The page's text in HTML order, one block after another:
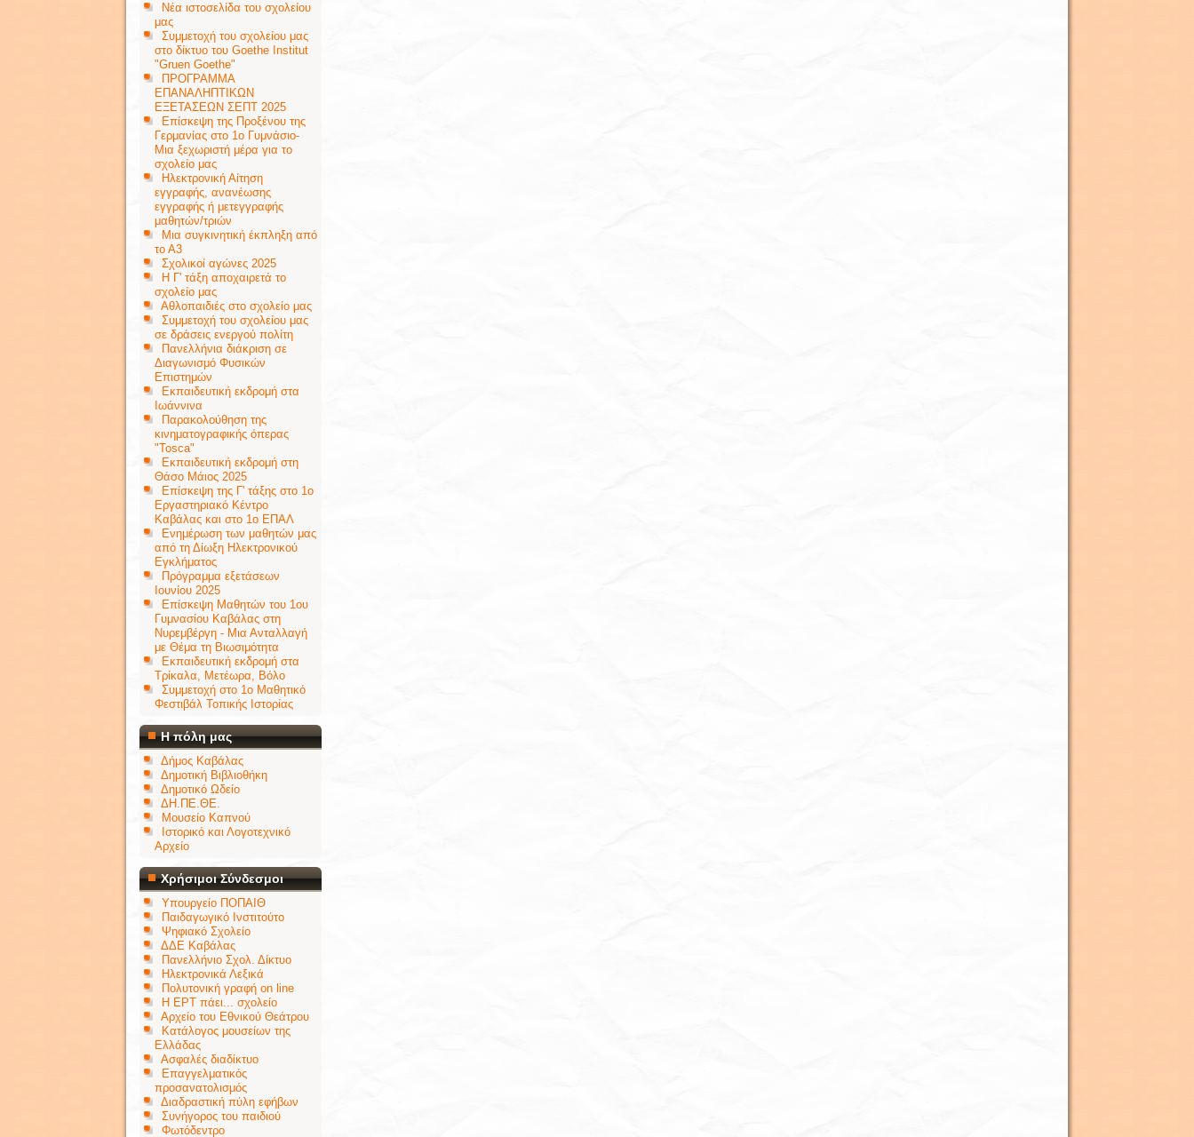
Νέα ιστοσελίδα του σχολείου
μας
Συμμετοχή του σχολείου μας
στο δίκτυο του Goethe Institut
"Gruen Goethe"
ΠΡΟΓΡΑΜΜΑ
ΕΠΑΝΑΛΗΠΤΙΚΩΝ
ΕΞΕΤΑΣΕΩΝ ΣΕΠΤ 2025
Επίσκεψη της Προξένου της
Γερμανίας στο 1ο Γυμνάσιο-
Μια ξεχωριστή μέρα για το
σχολείο μας
Ηλεκτρονική Αίτηση
εγγραφής, ανανέωσης
εγγραφής ή μετεγγραφής
μαθητών/τριών
Μια συγκινητική έκπληξη από
το Α3
Σχολικοί αγώνες 2025
Η Γ' τάξη αποχαιρετά το
σχολείο μας
Αθλοπαιδιές στο σχολείο μας
Συμμετοχή του σχολείου μας
σε δράσεις ενεργού πολίτη
Πανελλήνια διάκριση σε
Διαγωνισμό Φυσικών
Επιστημών
Εκπαιδευτική εκδρομή στα
Ιωάννινα
Παρακολούθηση της
κινηματογραφικής όπερας
"Tosca"
Εκπαιδευτική εκδρομή στη
Θάσο Μάιος 2025
Επίσκεψη της Γ' τάξης στο 1ο
Εργαστηριακό Κέντρο
Καβάλας και στο 1ο ΕΠΑΛ
Ενημέρωση των μαθητών μας
από τη Δίωξη Ηλεκτρονικού
Εγκλήματος
Πρόγραμμα εξετάσεων
Ιουνίου 2025
Επίσκεψη Μαθητών του 1ου
Γυμνασίου Καβάλας στη
Νυρεμβέργη - Μια Ανταλλαγή
με Θέμα τη Βιωσιμότητα
Εκπαιδευτική εκδρομή στα
Τρίκαλα, Μετέωρα, Βόλο
Συμμετοχή στο 1ο Μαθητικό
Φεστιβάλ Τοπικής Ιστορίας
Η πόλη μας
Δήμος Καβάλας
Δημοτική Βιβλιοθήκη
Δημοτικό Ωδείο
ΔΗ.ΠΕ.ΘΕ.
Μουσείο Καπνού
Ιστορικό και Λογοτεχνικό
Αρχείο
Χρήσιμοι Σύνδεσμοι
Υπουργείο ΠΟΠΑΙΘ
Παιδαγωγικό Ινστιτούτο
Ψηφιακό Σχολείο
ΔΔΕ Καβάλας
Πανελλήνιο Σχολ. Δίκτυο
Ηλεκτρονικά Λεξικά
Πολυτονική γραφή on line
Η ΕΡΤ πάει... σχολείο
Αρχείο του Εθνικού Θεάτρου
Κατάλογος μουσείων της
Ελλάδας
Ασφαλές διαδίκτυο
Επαγγελματικός
προσανατολισμός
Διαδραστική πύλη εφήβων
Συνήγορος του παιδιού
Φωτόδεντρο